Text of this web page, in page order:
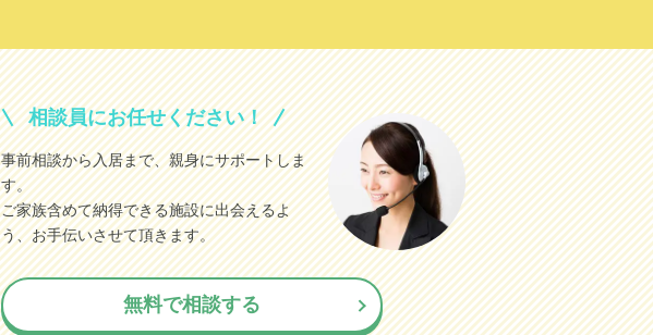
相談員にお任せください！
事前相談から入居まで、親身にサポートしま
す。
ご家族含めて納得できる施設に出会えるよ
う、お手伝いさせて頂きます。
無料で相談する